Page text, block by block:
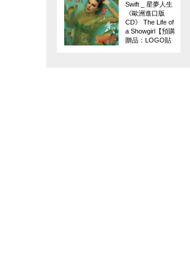
Swift _ 星夢人生
《歐洲進口版
CD》 The Life of
a Showgirl【預購
贈品：LOGO貼